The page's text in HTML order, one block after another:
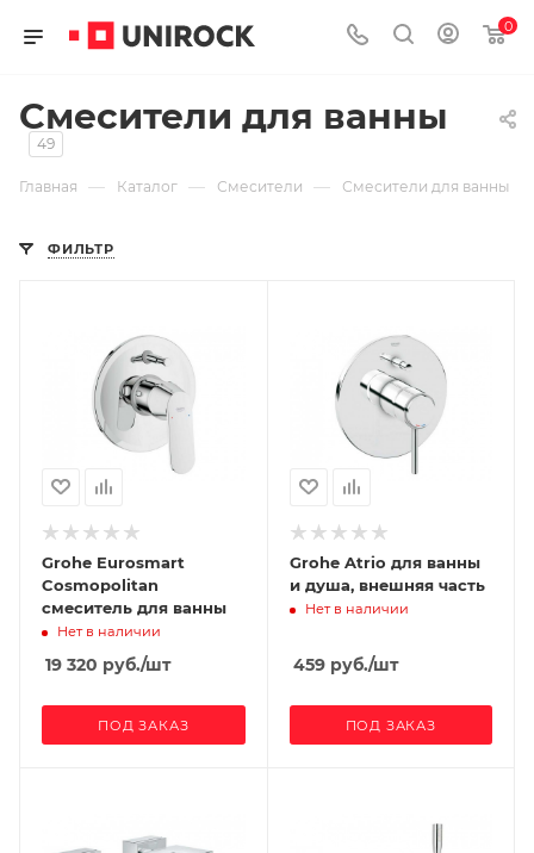
0
Смесители для ванны
49
Главная — Каталог — Смесители — Смесители для ванны
ФИЛЬТР
Grohe Eurosmart
Cosmopolitan
смеситель для ванны
Нет в наличии
19 320 руб./шт
ПОД ЗАКАЗ
Grohe Atrio для ванны
и душа, внешняя часть
Нет в наличии
459руб./шт
ПОД ЗАКАЗ